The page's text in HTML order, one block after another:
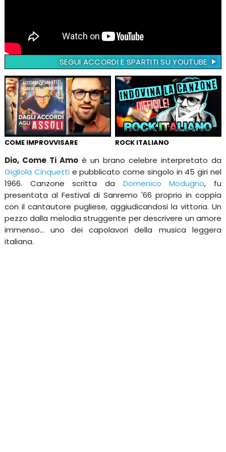
SEGUI ACCORDI E SPARTITI SU YOUTUBE
COME IMPROVVISARE ROCK ITALIANO
Dio, Come Ti Amoè un brano celebre interpretato da
Gigliola Cinquetti e pubblicato come singolo in 45 giri nel
1966. Canzone scritta da Domenico Modugno, fu
presentata al Festival di Sanremo '66 proprio in coppia
con il cantautore pugliese, aggiudicandosi la vittoria. Un
pezzo dalla melodia struggente per descrivere un amore
immenso... uno dei capolavori della musica leggera
italiana.